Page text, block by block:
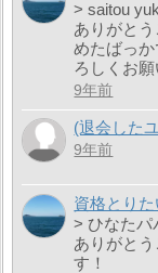
> saitou
ありがと
めたばっ
ろしくお願
9年前
(退会した
9年前
資格とり
> ひなたパ
ありがと
す！